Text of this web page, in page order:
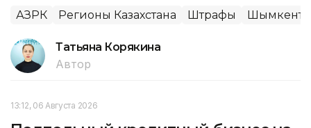
АЗРК Регионы Казахстана Штрафы Шымкент
Татьяна Корякина
Автор
13:12, 06 Августа 2026